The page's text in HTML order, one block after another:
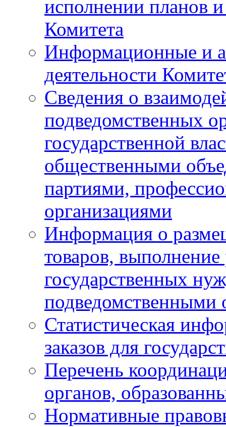
исполнении планов и
Комитета
Информационные и
деятельности
Сведения о
подведомственных
государственной
общественными
партиями,
организациями
Информация о
товаров, выполнение
государственных
подведомственными
Статистическая
заказов для
Перечень
органов,
Нормативные